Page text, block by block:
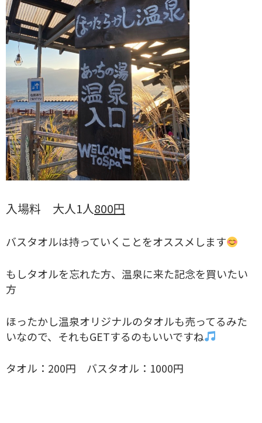
入場料 大人1人800円
バスタオルは持っていくことをオススメします
もしタオルを忘れた方、温泉に来た記念を買いたい
方
ほったかし温泉オリジナルのタオルも売ってるみた
いなので、それもGETするのもいいですね
タオル：200円 バスタオル：1000円